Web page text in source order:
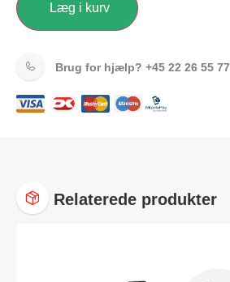
Læg i kurv
Brug for hjælp? +45 22 26 55 77
Relaterede produkter